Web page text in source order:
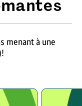
menant à une